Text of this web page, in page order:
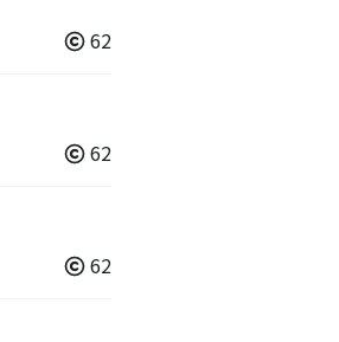
62
62
62